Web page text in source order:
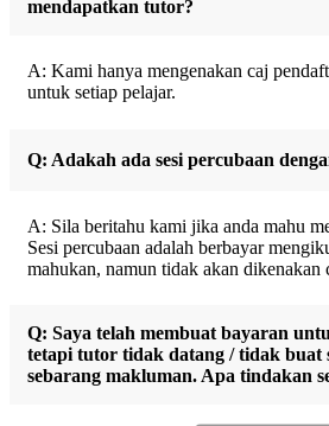
mendapatkan tutor?
A: Kami hanya mengenakan caj
untuk setiap pelajar.
Q: Adakah ada sesi percubaan
A: Sila beritahu kami jika anda mahu
Sesi percubaan adalah berbayar
mahukan, namun tidak akan dikenakan
Q: Saya telah membuat bayaran
tetapi tutor tidak datang / tidak buat
sebarang makluman. Apa tindakan